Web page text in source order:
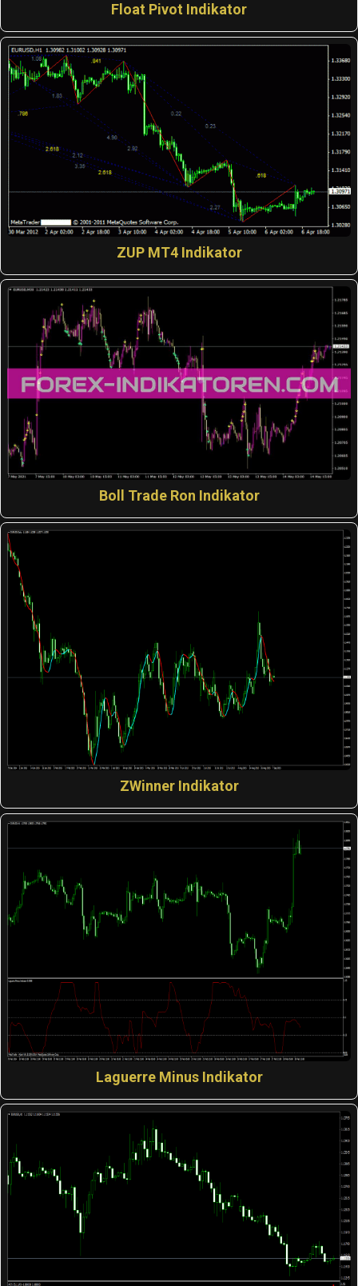
Float Pivot Indikator
ZUP MT4 Indikator
Boll Trade Ron Indikator
ZWinner Indikator
Laguerre Minus Indikator